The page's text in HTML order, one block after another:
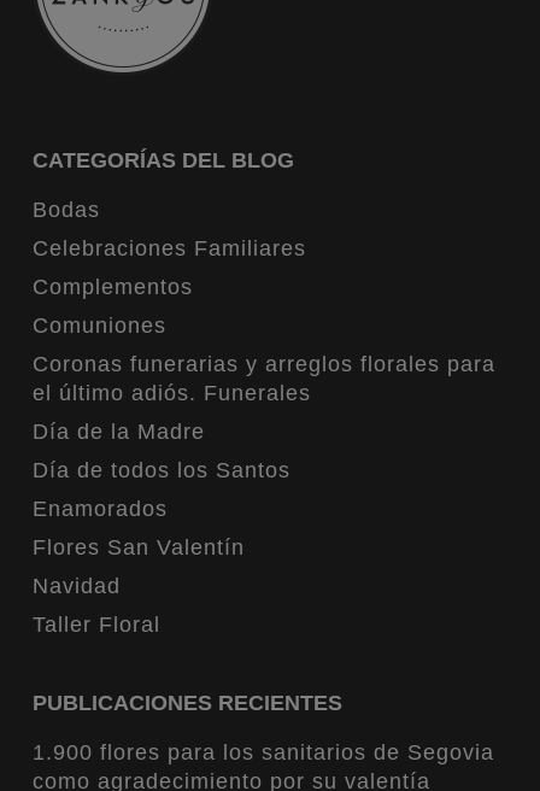
CATEGORÍAS DEL BLOG
Bodas
Celebraciones Familiares
Complementos
Comuniones
Coronas funerarias y arreglos florales para
el último adiós. Funerales
Día de la Madre
Día de todos los Santos
Enamorados
Flores San Valentín
Navidad
Taller Floral
PUBLICACIONES RECIENTES
1.900 flores para los sanitarios de Segovia
como agradecimiento por su valentía